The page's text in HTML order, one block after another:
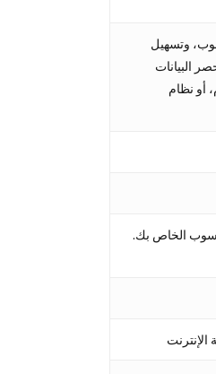
وتسهيل
البيانات
أو نظام
الخاص بك.